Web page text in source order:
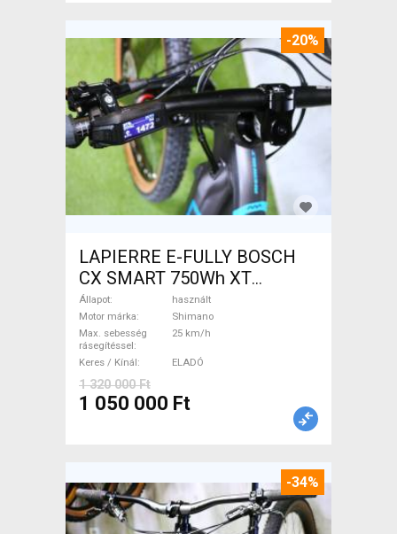
-20%
LAPIERRE E-FULLY BOSCH
CX SMART 750Wh XT
Elektromos Mountain Bike
össztelós / fully Shimano
használt ELADÓ
Állapot
használt
Motor márka
Shimano
Max. sebesség
rásegítéssel
25 km/h
Keres / Kínál ELADÓ
1 320 000 Ft
1 050 000 Ft
-34%